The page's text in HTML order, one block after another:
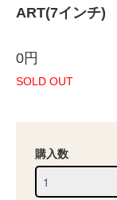
ART(7インチ)
0円
SOLD OUT
購入数